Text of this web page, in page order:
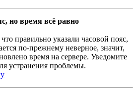
но время всё равно
правильно указали часовой пояс,
по-прежнему неверное, значит,
время на сервере. Уведомите
устранения проблемы.